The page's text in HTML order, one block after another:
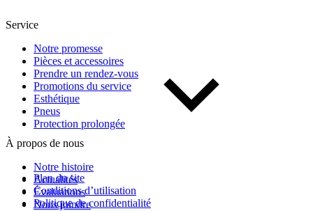
Service
Notre promesse
Pièces et accessoires
Prendre un rendez-vous
Promotions du service
Esthétique
Pneus
Protection prolongée
À propos de nous
Notre histoire
Actualités
Évaluations
Nous joindre
Plan du site
Conditions d’utilisation
Politique de confidentialité